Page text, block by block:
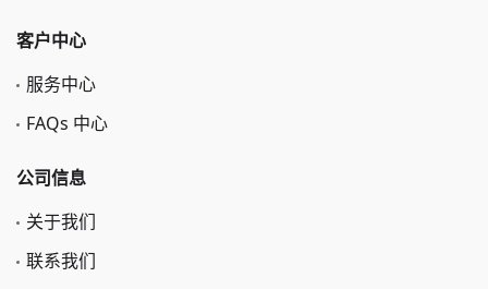
客户中心
服务中心
FAQs 中心
公司信息
关于我们
联系我们